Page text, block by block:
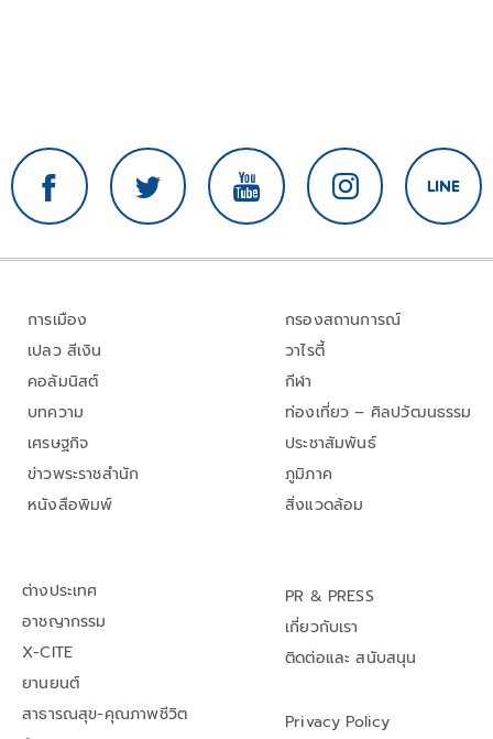
การเมือง
เปลว สีเงิน
คอลัมนิสต์
บทความ
เศรษฐกิจ
ข่าวพระราชสำนัก
หนังสือพิมพ์
กรองสถานการณ์
วาไรตี้
กีฬา
ท่องเที่ยว – ศิลปวัฒนธรรม
ประชาสัมพันธ์
ภูมิภาค
สิ่งแวดล้อม
ต่างประเทศ
อาชญากรรม
X-CITE
ยานยนต์
สาธารณสุข-คุณภาพชีวิต
PR & PRESS
เกี่ยวกับเรา
ติดต่อและ สนับสนุน
Privacy Policy